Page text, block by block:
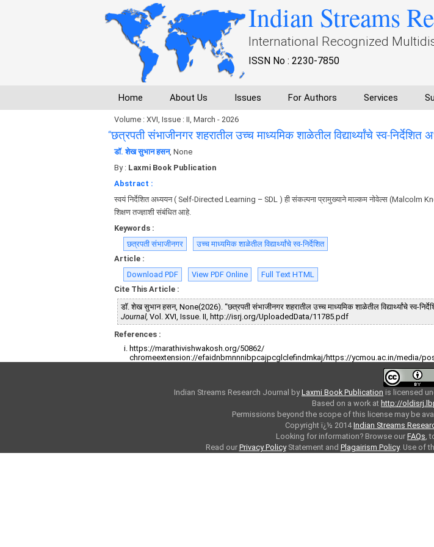
Indian Streams
International Recognized
ISSN No : 2230-7850
Home About Us Issues For Authors Services
Volume : XVI, Issue : II, March - 2026
“छत्रपती संभाजीनगर शहरातील उच्च माध्यमिक शाळेतील विद्यार्थ्यांचे स्व-
डॉ. शेख सुभान हसन, None
By : Laxmi Book Publication
Abstract :
स्वयं निर्देशित अध्ययन ( Self-Directed Learning – SDL ) ही संकल्पना प्रामुख्याने माल्कम नोवेल्स (Malcolm
शिक्षण तज्ज्ञाशी संबंधित आहे.
Keywords :
छत्रपती संभाजीनगर
उच्च माध्यमिक शाळेतील विद्यार्थ्यांचे स्व-निर्देशित
Article :
Download PDF
View PDF Online
Full Text HTML
Cite This Article :
डॉ. शेख सुभान हसन, None(2026). “छत्रपती संभाजीनगर शहरातील उच्च माध्यमिक शाळेतील विद्यार्थ्यांचे स्व-
Journal, Vol. XVI, Issue. II, http://isrj.org/UploadedData/11785.pdf
References :
https://marathivishwakosh.org/50862/
chromeextension://efaidnbmnnnibpcajpcglclefindmkaj/https://ycmou.ac.in/media/
Indian Streams Research Journal byLaxmi Book Publication is licensed
Based on a work at http://
Permissions beyond the scope of this license may be
Copyright ï¿½ 2014Indian Streams
Looking for information? Browse our FAQs,
Read our Privacy PolicyStatement and Plagairism Policy. Use of